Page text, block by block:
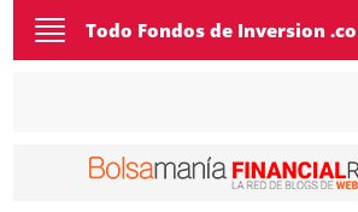
Toggle
navigation
Todo Fondos de Inversion